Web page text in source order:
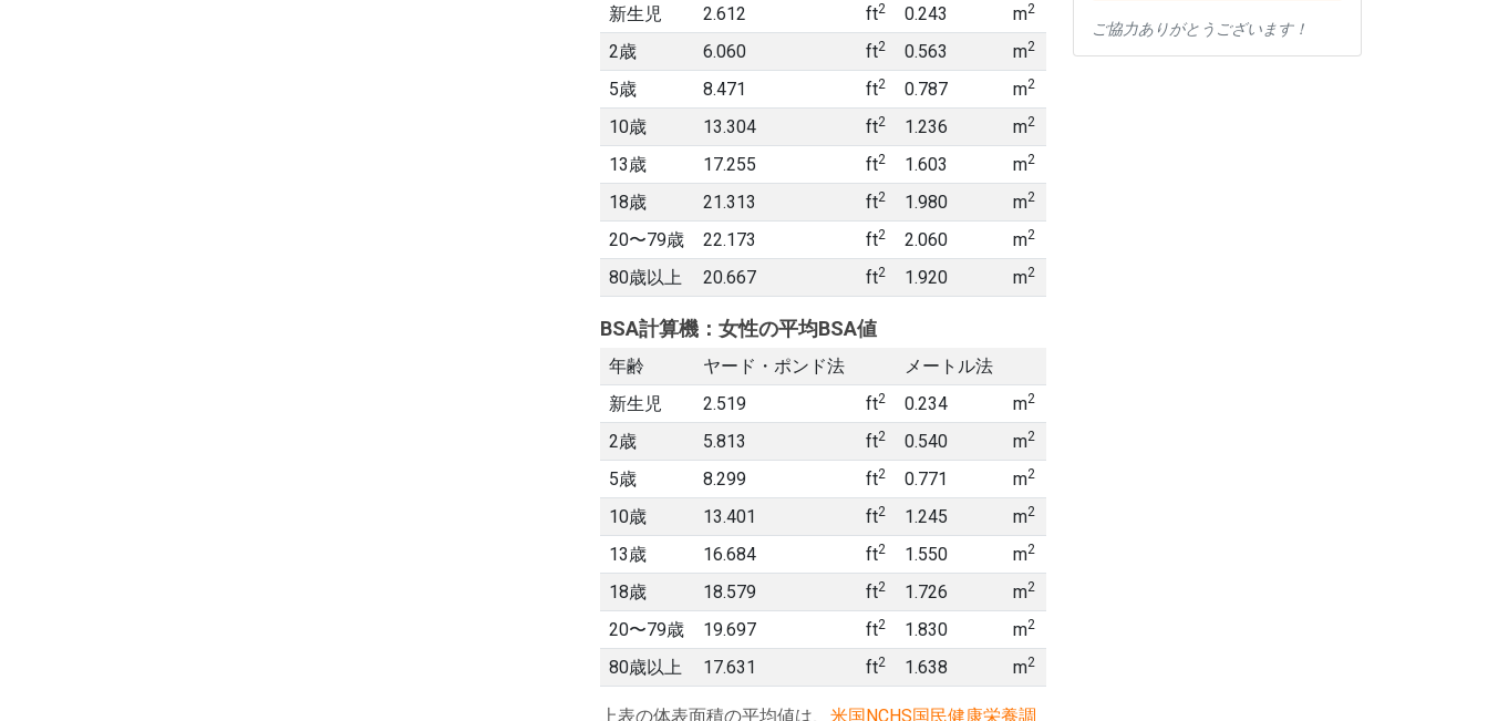
新生児
2.612 ft2 0.243 m2
2歳 6.060 ft2 0.563 m2
5歳 8.471 ft2 0.787 m2
10歳 13.304 ft2 1.236 m2
13歳 17.255 ft2 1.603 m2
18歳 21.313 ft2 1.980 m2
20〜79歳 22.173 ft2 2.060 m2
80歳以上 20.667 ft2 1.920 m2
BSA計算機：女性の平均BSA値
年齢 ヤード・ポンド法
メートル法
新生児
2.519 ft2 0.234 m2
2歳 5.813 ft2 0.540 m2
5歳 8.299 ft2 0.771 m2
10歳 13.401 ft2 1.245 m2
13歳 16.684 ft2 1.550 m2
18歳 18.579 ft2 1.726 m2
20〜79歳 19.697 ft2 1.830 m2
80歳以上 17.631 ft2 1.638 m2
上表の体表面積の平均値は、 米国NCHS国民健康栄養調
ご協力ありがとうございます！